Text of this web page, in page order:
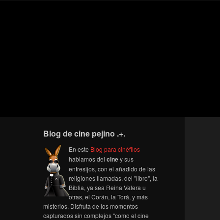
Blog de cine pejino .+.
En este Blog para cinéfilos
hablamos del ciney sus
entresijos, con el añadido de las
religiones llamadas, del "libro", la
Biblia, ya sea Reina Valera u
otras, el Corán, la Torá, y más
misterios. Disfruta de los momentos
capturados sin complejos "como el cine